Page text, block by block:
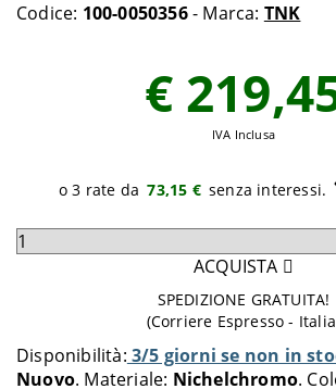
Codice: 100-0050356- Marca: TNK
Disponibilità: 3/5 giorni se non in
Nuovo Materiale: Nichelchromo
€
IVA Inclusa
73,15 €
Seleziona
carrello
ACQUISTA
SPEDIZIONE GRATUITA!
(Corriere Espresso -